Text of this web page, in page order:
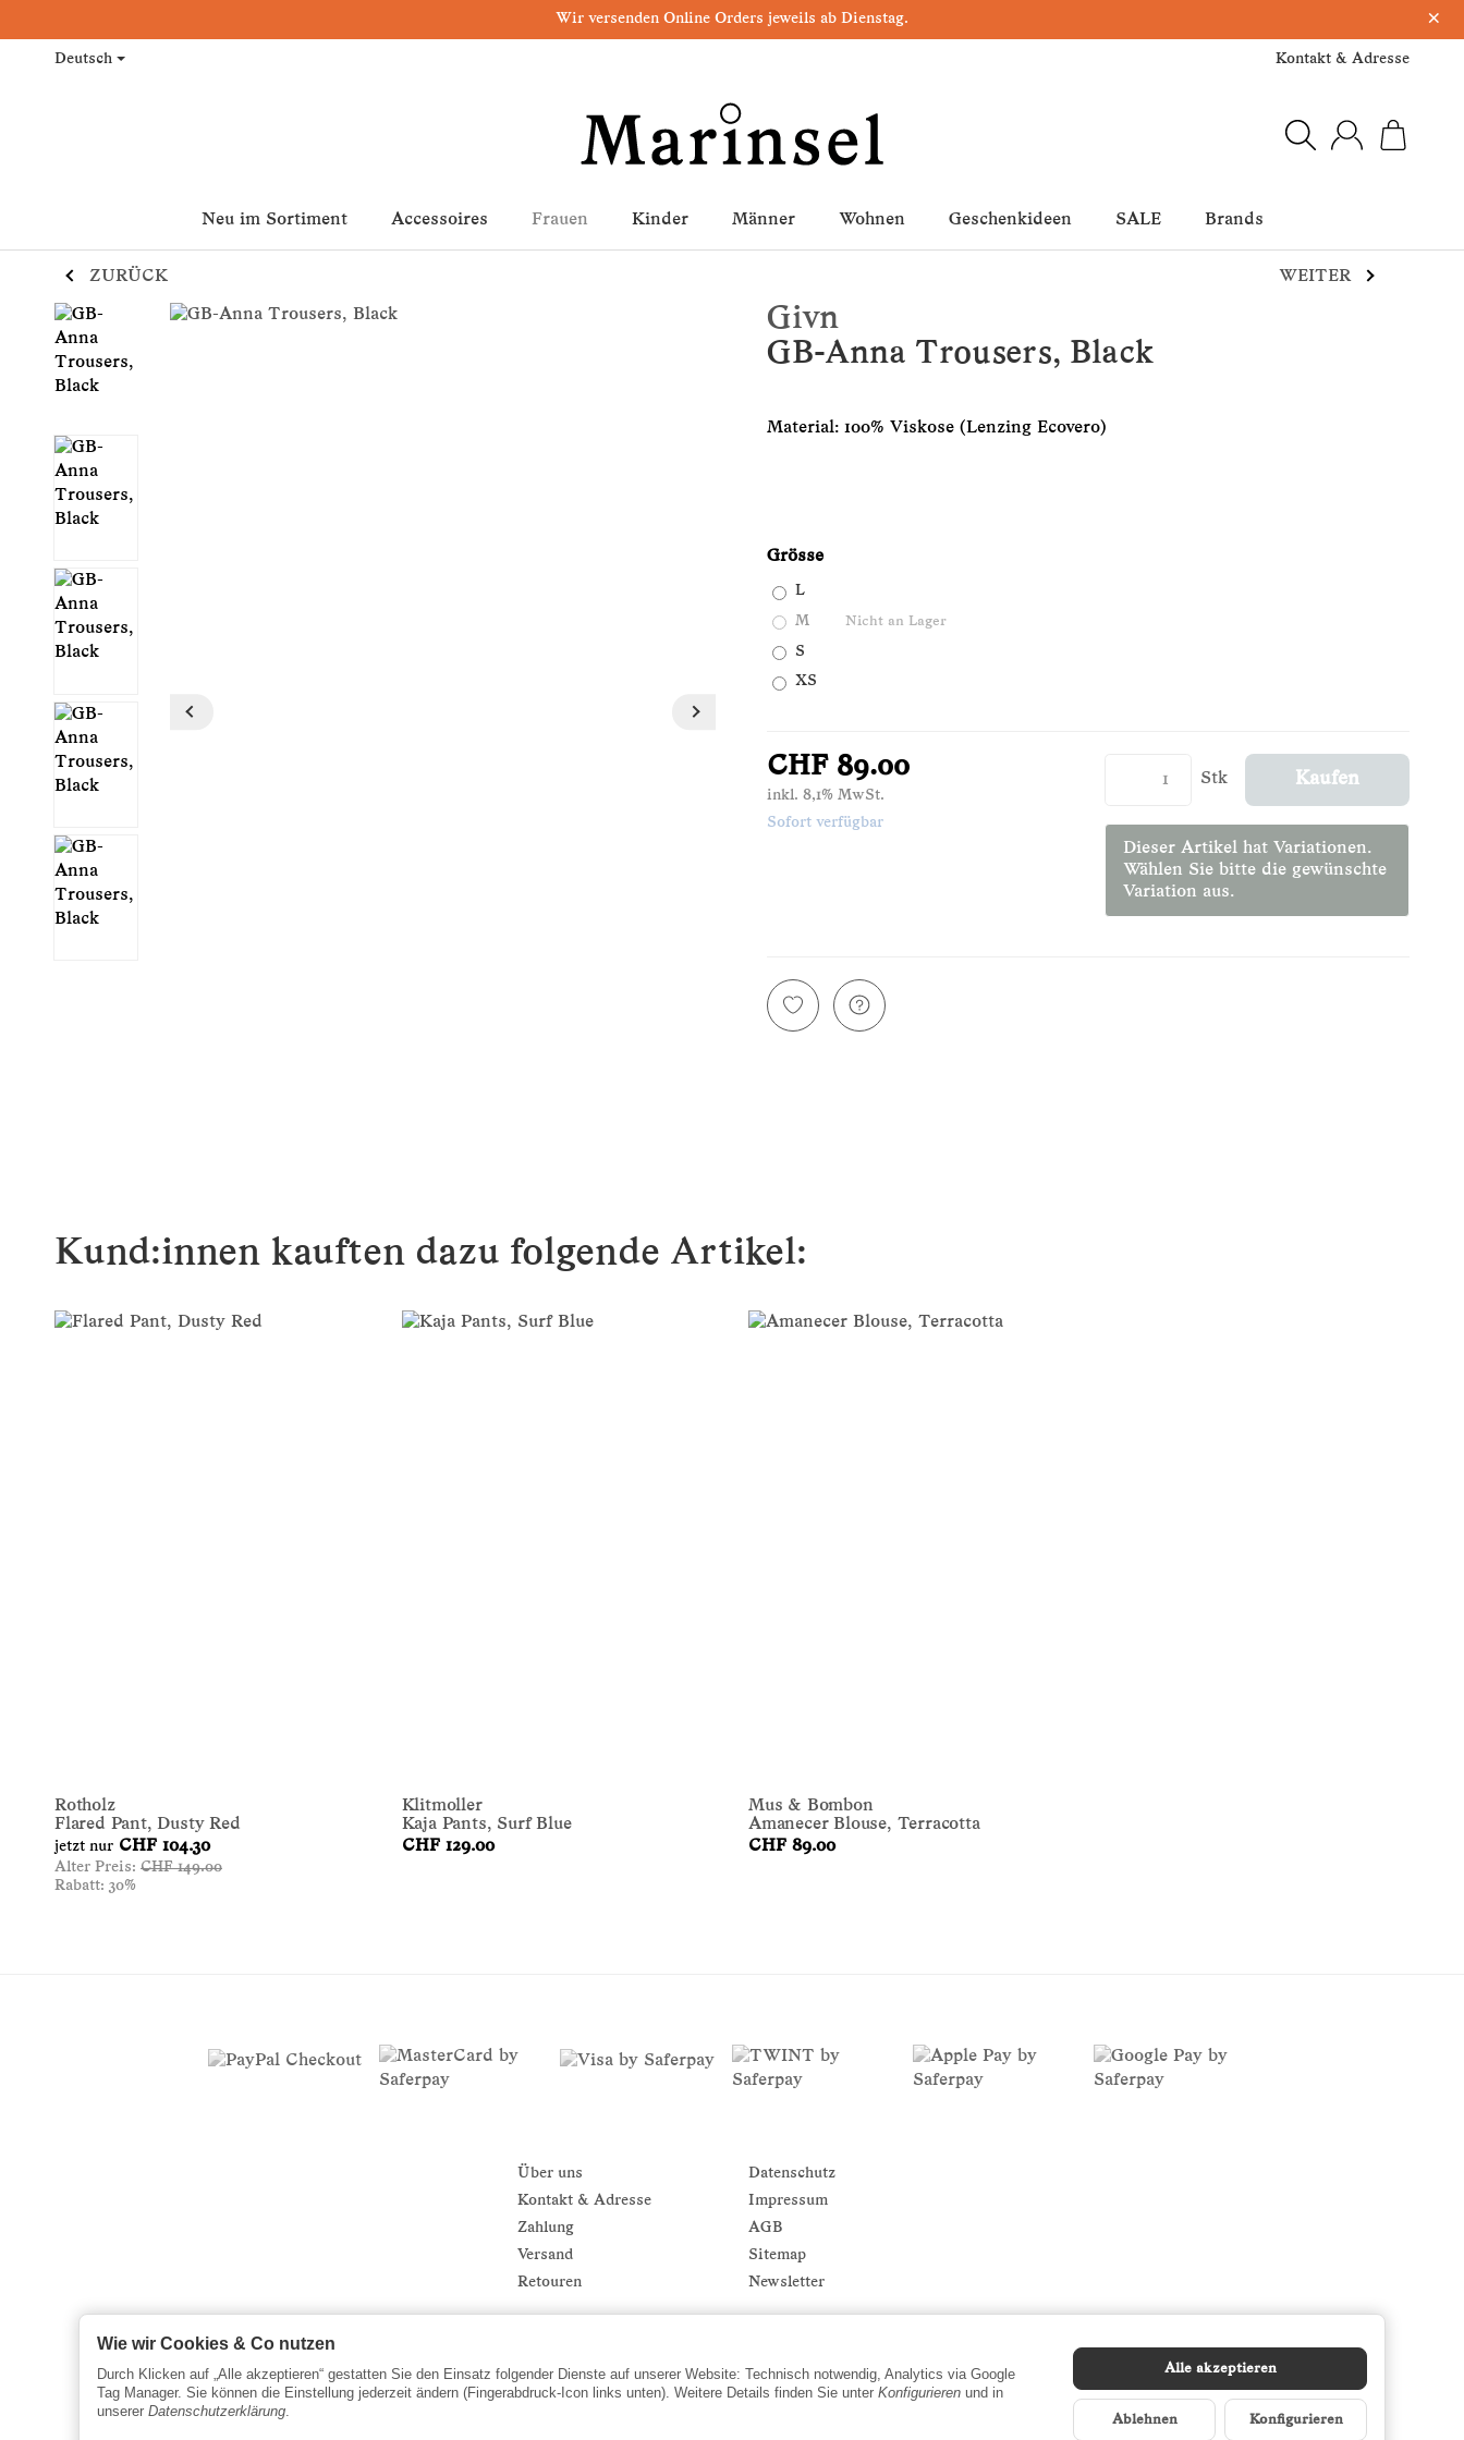
Wir versenden Online Orders jeweils ab Dienstag. ×
Deutsch Kontakt & Adresse
Neu im Sortiment Accessoires Frauen Kinder Männer Wohnen Geschenkideen SALE Brands
ZURÜCK WEITER
Givn
GB-Anna Trousers, Black
Material: 100% Viskose (Lenzing Ecovero)
Grösse
L
M Nicht an Lager
S
XS
CHF 89.00
inkl. 8,1% MwSt.
Sofort verfügbar
Stk Kaufen
Dieser Artikel hat Variationen.
Wählen Sie bitte die gewünschte
Variation aus.
Kund:innen kauften dazu folgende Artikel:
Rotholz
Flared Pant, Dusty Red
jetzt nur CHF 104.30
Alter Preis: CHF 149.00
Rabatt: 30%
Klitmoller
Kaja Pants, Surf Blue
CHF 129.00
Mus & Bombon
Amanecer Blouse, Terracotta
CHF 89.00
Über uns
Kontakt & Adresse
Zahlung
Versand
Retouren
Datenschutz
Impressum
AGB
Sitemap
Newsletter
Wie wir Cookies & Co nutzen
Durch Klicken auf „Alle akzeptieren“ gestatten Sie den Einsatz folgender Dienste auf unserer Website: Technisch notwendig, Analytics via Google
Tag Manager. Sie können die Einstellung jederzeit ändern (Fingerabdruck-Icon links unten). Weitere Details finden Sie unter Konfigurieren und in
unserer Datenschutzerklärung.
Alle akzeptieren
Ablehnen Konfigurieren